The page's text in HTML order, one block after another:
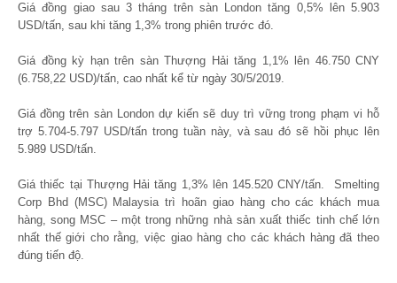
Giá đồng giao sau 3 tháng trên sàn London tăng 0,5% lên 5.903
USD/tấn, sau khi tăng 1,3% trong phiên trước đó.
Giá đồng kỳ hạn trên sàn Thượng Hải tăng 1,1% lên 46.750 CNY
(6.758,22 USD)/tấn, cao nhất kể từ ngày 30/5/2019.
Giá đồng trên sàn London dự kiến sẽ duy trì vững trong phạm vi hỗ
trợ 5.704-5.797 USD/tấn trong tuần này, và sau đó sẽ hồi phục lên
5.989 USD/tấn.
Giá thiếc tại Thượng Hải tăng 1,3% lên 145.520 CNY/tấn. Smelting
Corp Bhd (MSC) Malaysia trì hoãn giao hàng cho các khách mua
hàng, song MSC – một trong những nhà sản xuất thiếc tinh chế lớn
nhất thế giới cho rằng, việc giao hàng cho các khách hàng đã theo
đúng tiến độ.